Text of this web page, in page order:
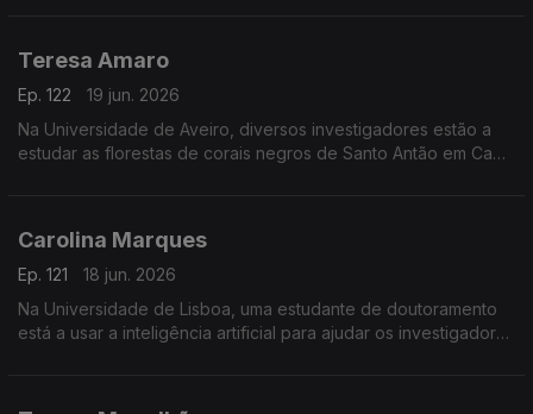
Teresa Amaro
Ep. 122
19 jun. 2026
Na Universidade de Aveiro, diversos investigadores estão a
estudar as florestas de corais negros de Santo Antão em Cabo
Carolina Marques
Ep. 121
18 jun. 2026
Na Universidade de Lisboa, uma estudante de doutoramento
está a usar a inteligência artificial para ajudar os investigadores